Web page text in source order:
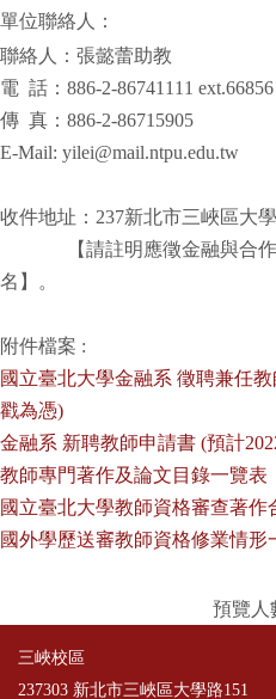
單位聯絡人：
聯絡人：張懿蕾助教
電 話：886-2-86741111 ext.66856
傳 真：886-2-86715905
E-Mail: yilei@mail.ntpu.edu.tw
收件地址：237新北市三峽區大
【請註明應徵金融與合作
名】。
附件檔案 :
國立臺北大學金融系 徵聘兼任
戳為憑)
金融系 新聘教師申請書 (預計
教師專門著作及論文目錄一覽表
國立臺北大學教師資格審查著作
國外學歷送審教師資格修業情形
預覽人
三峽校區
237303 新北市三峽區大學路151